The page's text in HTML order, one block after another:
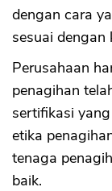
dengan cara
sesuai dengan
Perusahaan
penagihan
sertifikasi
etika
tenaga
baik.